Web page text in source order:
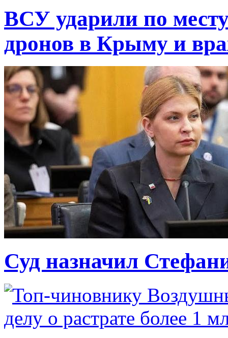
ВСУ ударили по
дронов в Крыму и
Суд назначил